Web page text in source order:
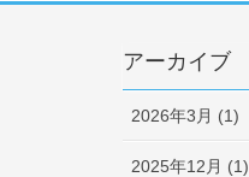
アーカイブ
2026年3月 (1)
2025年12月 (1)